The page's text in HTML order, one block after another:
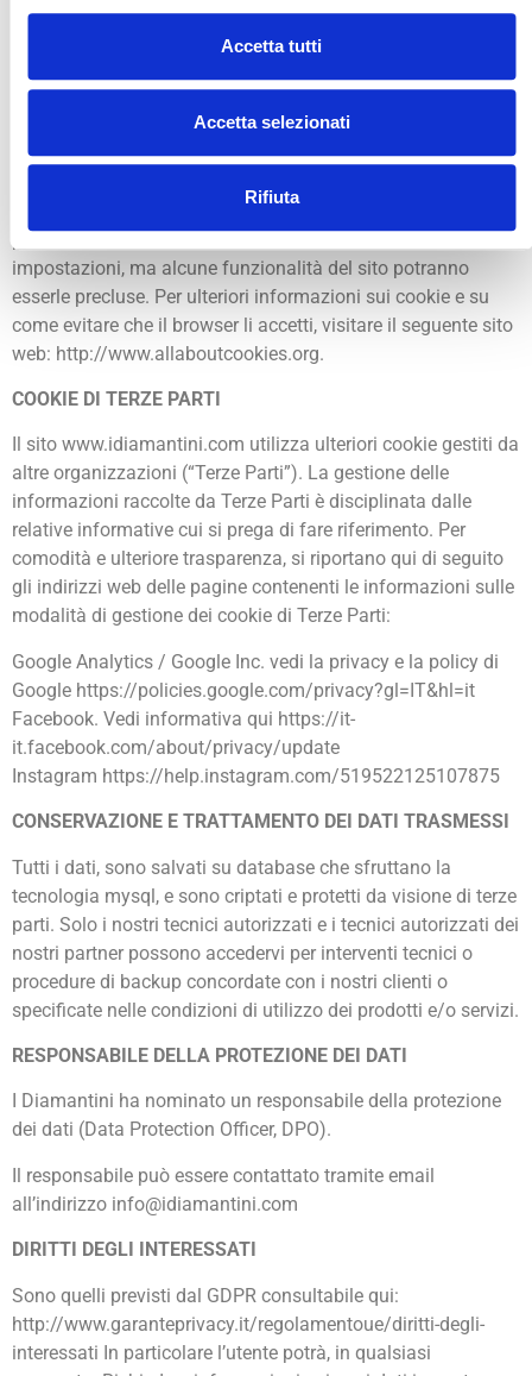
Accetta tutti
Accetta selezionati
Rifiuta
utilizzati sono di tipo anonimo e non riconducibili ai dati
personali dell’utente. Cookies nominativi, tali da consentire
eventuali database, possono essere utilizzati solo per
velocizzare l’identificazione per l’accesso a parti ristrette del
sito e a determinati servizi personalizzati e soltanto per
registrazione. La maggior parte dei browsers sono impostati
per ricevere i cookies. Se lo preferisce può modificarne le
impostazioni, ma alcune funzionalità del sito potranno
esserle precluse. Per ulteriori informazioni sui cookie e su
come evitare che il browser li accetti, visitare il seguente sito
web: http://www.allaboutcookies.org.
COOKIE DI TERZE PARTI
Il sito www.idiamantini.com utilizza ulteriori cookie gestiti da
altre organizzazioni (“Terze Parti”). La gestione delle
informazioni raccolte da Terze Parti è disciplinata dalle
relative informative cui si prega di fare riferimento. Per
comodità e ulteriore trasparenza, si riportano qui di seguito
gli indirizzi web delle pagine contenenti le informazioni sulle
modalità di gestione dei cookie di Terze Parti:
Google Analytics / Google Inc. vedi la privacy e la policy di
Google https://policies.google.com/privacy?gl=IT&hl=it
Facebook. Vedi informativa qui https://it-
it.facebook.com/about/privacy/update
Instagram https://help.instagram.com/519522125107875
CONSERVAZIONE E TRATTAMENTO DEI DATI TRASMESSI
Tutti i dati, sono salvati su database che sfruttano la
tecnologia mysql, e sono criptati e protetti da visione di terze
parti. Solo i nostri tecnici autorizzati e i tecnici autorizzati dei
nostri partner possono accedervi per interventi tecnici o
procedure di backup concordate con i nostri clienti o
specificate nelle condizioni di utilizzo dei prodotti e/o servizi.
RESPONSABILE DELLA PROTEZIONE DEI DATI
I Diamantini ha nominato un responsabile della protezione
dei dati (Data Protection Officer, DPO).
Il responsabile può essere contattato tramite email
all’indirizzo info@idiamantini.com
DIRITTI DEGLI INTERESSATI
Sono quelli previsti dal GDPR consultabile qui:
http://www.garanteprivacy.it/regolamentoue/diritti-degli-
interessati In particolare l’utente potrà, in qualsiasi